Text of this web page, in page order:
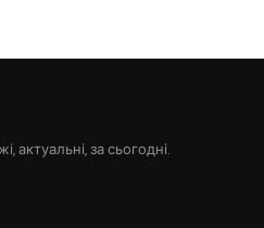
актуальні, за сьогодні.